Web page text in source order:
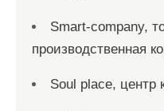
Smart-company,
производственная
Soul place, центр